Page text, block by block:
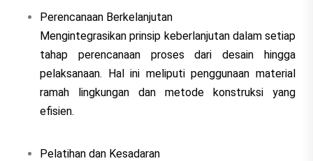
Perencanaan Berkelanjutan
Mengintegrasikan prinsip keberlanjutan dalam setiap
tahap perencanaan proses dari desain hingga
pelaksanaan. Hal ini meliputi penggunaan material
ramah lingkungan dan metode konstruksi yang
efisien.
Pelatihan dan Kesadaran